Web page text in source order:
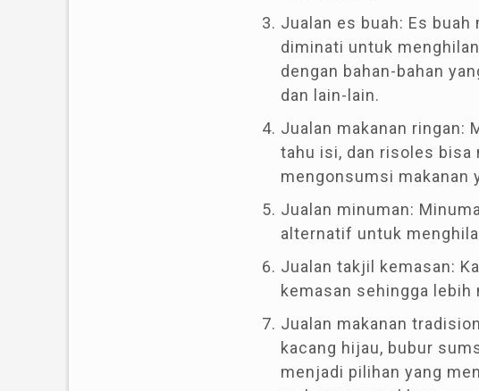
Jualan es buah: Es
diminati untuk
dengan bahan-bahan
dan lain-lain.
Jualan makanan ringan:
tahu isi, dan risoles
mengonsumsi makanan
Jualan minuman:
alternatif untuk
Jualan takjil kemasan:
kemasan sehingga lebih
Jualan makanan
kacang hijau, bubur
menjadi pilihan yang